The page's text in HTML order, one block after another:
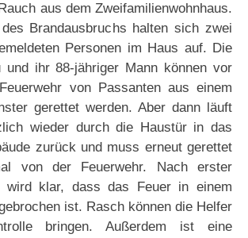
aus dem Zweifamilienwohnhaus.
Brandausbruchs halten sich zwei
Personen im Haus auf. Die
und ihr 88-jähriger Mann können vor
von Passanten aus einem
gerettet werden. Aber dann läuft
wieder durch die Haustür in das
zurück und muss erneut gerettet
von der Feuerwehr. Nach erster
wird klar, dass das Feuer in einem
ist. Rasch können die Helfer
bringen. Außerdem ist eine